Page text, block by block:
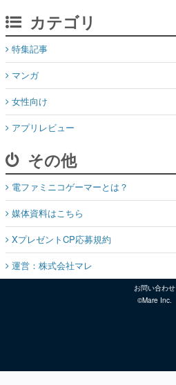
カテゴリ
特集記事
マンガ
女性向け
アプリレビュー
その他
電ファミニコゲーマーとは？
媒体資料はこちら
XプレゼントCP応募規約
運営：株式会社マレ
お問い合わせ
©Mare Inc.